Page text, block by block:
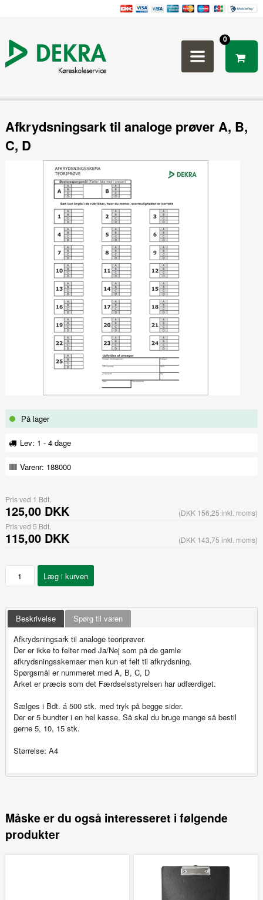
0
Afkrydsningsark til analoge prøver A, B,
C, D
På lager
Lev: 1 - 4 dage
Varenr: 188000
Pris ved 1 Bdt.
125,00 DKK
(DKK 156,25 inkl. moms)
Pris ved 5 Bdt.
115,00 DKK (DKK 143,75 inkl. moms)
Beskrivelse
Spørg til varen
Afkrydsningsark til analoge teoriprøver.
Der er ikke to felter med Ja/Nej som på de gamle
afkrydsningsskemaer men kun et felt til afkrydsning.
Spørgsmål er nummeret med A, B, C, D
Arket er præcis som det Færdselsstyrelsen har udfærdiget.
Sælges i Bdt. á 500 stk. med tryk på begge sider.
Der er 5 bundter i en hel kasse. Så skal du bruge mange så bestil
gerne 5, 10, 15 stk.
Størrelse: A4
Måske er du også interesseret i følgende
produkter